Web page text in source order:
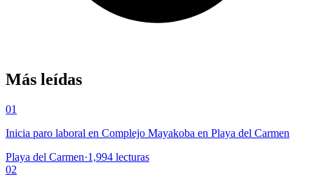
Más leídas
01
Inicia paro laboral en Complejo Mayakoba en Playa del Carmen
Playa del Carmen·1,994 lecturas
02